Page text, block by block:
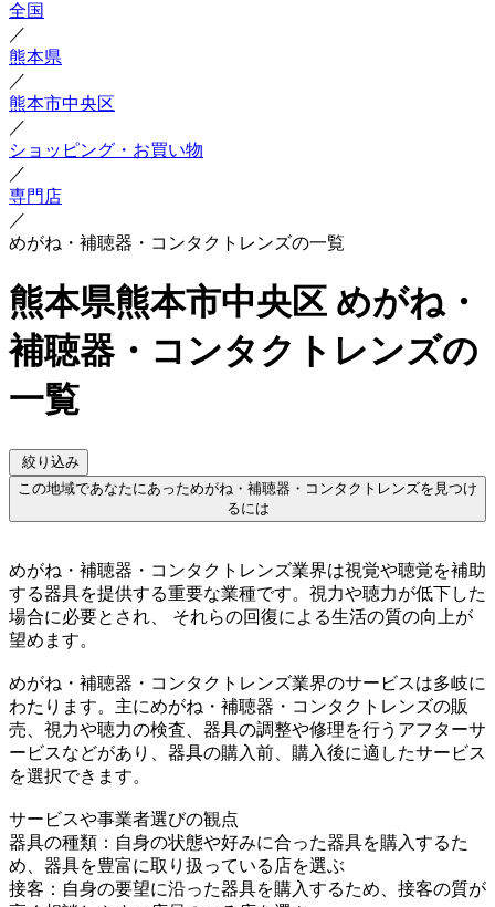
全国
／
熊本県
／
熊本市中央区
／
ショッピング・お買い物
／
専門店
／
めがね・補聴器・コンタクトレンズの一覧
熊本県熊本市中央区 めがね・
補聴器・コンタクトレンズの
一覧
絞り込み
この地域であなたにあっためがね・補聴器・コンタクトレンズを見つけ
るには
めがね・補聴器・コンタクトレンズ業界は視覚や聴覚を補助
する器具を提供する重要な業種です。視力や聴力が低下した
場合に必要とされ、 それらの回復による生活の質の向上が
望めます。
めがね・補聴器・コンタクトレンズ業界のサービスは多岐に
わたります。主にめがね・補聴器・コンタクトレンズの販
売、視力や聴力の検査、器具の調整や修理を行うアフターサ
ービスなどがあり、器具の購入前、購入後に適したサービス
を選択できます。
サービスや事業者選びの観点
器具の種類：自身の状態や好みに合った器具を購入するた
め、器具を豊富に取り扱っている店を選ぶ
接客：自身の要望に沿った器具を購入するため、接客の質が